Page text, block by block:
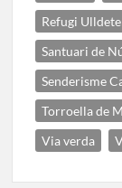
Refugi
Santuari de
Senderisme
Torroella de
Via verda